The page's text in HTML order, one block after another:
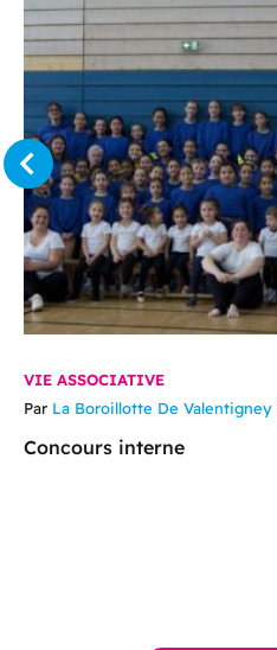
VIE ASSOCIATIVE
Par La Boroillotte De Valentigney
Concours interne